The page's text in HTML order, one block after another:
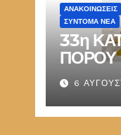
ΑΝΑΚΟΙΝΏΣΕΙΣ
ΣΎΝΤΟΜΑ ΝΈΑ
33η
ΠΟΡΟΥ
6